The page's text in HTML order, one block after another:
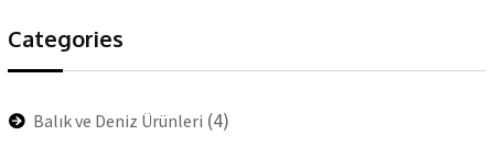
Categories
Balık ve Deniz Ürünleri (4)